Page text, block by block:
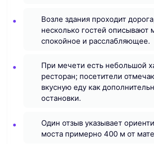
Возле здания проходит
несколько гостей описывают
спокойное и расслабляющее.
При мечети есть небольшой
ресторан; посетители
вкусную еду как
остановки.
Один отзыв указывает
моста примерно 400 м от